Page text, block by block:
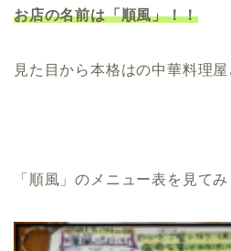
お店の名前は「順風」！！
見た目から本格はの中華料理屋
「順風」のメニュー表を見てみ